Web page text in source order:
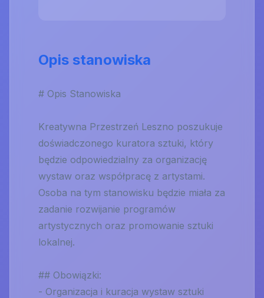
Opis stanowiska
# Opis Stanowiska
Kreatywna Przestrzeń Leszno poszukuje
doświadczonego kuratora sztuki, który
będzie odpowiedzialny za organizację
wystaw oraz współpracę z artystami.
Osoba na tym stanowisku będzie miała za
zadanie rozwijanie programów
artystycznych oraz promowanie sztuki
lokalnej.
## Obowiązki:
- Organizacja i kuracja wystaw sztuki